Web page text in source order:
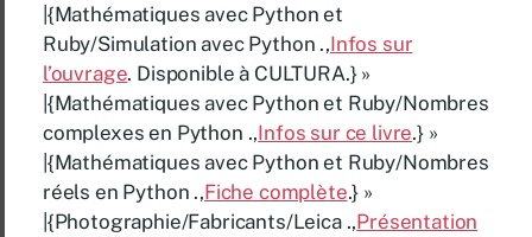
|{Mathématiques avec Python et
Ruby/Simulation avec Python .,Infos sur
l’ouvrage. Disponible à CULTURA.} »
|{Mathématiques avec Python et Ruby/Nombres
complexes en Python .,Infos sur ce livre.} »
|{Mathématiques avec Python et Ruby/Nombres
réels en Python .,Fiche complète.} »
|{Photographie/Fabricants/Leica .,Présentation